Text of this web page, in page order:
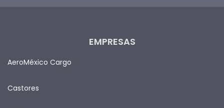
EMPRESAS
AeroMéxico Cargo
Castores